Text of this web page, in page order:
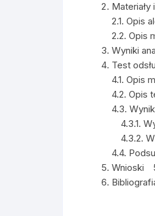
2.1. Opis
2.2. Opis
Wyniki
Test
4.1. Opis
4.2. Opis
4.3.
4.3.1.
4.3.2.
4.4.
Wnioski